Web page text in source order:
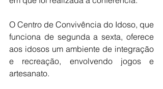
O Centro de Convivência do Idoso, que
funciona de segunda a sexta, oferece
aos idosos um ambiente de integração
e recreação, envolvendo jogos e
artesanato.